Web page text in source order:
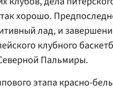
хорошо.
лад, и
клубного
Пальмиры.
этапа красно-